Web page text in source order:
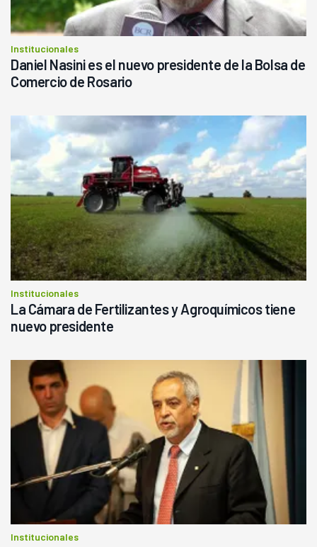
Institucionales
Daniel Nasini es el nuevo presidente de la Bolsa de
Comercio de Rosario
Institucionales
La Cámara de Fertilizantes y Agroquímicos tiene
nuevo presidente
Institucionales